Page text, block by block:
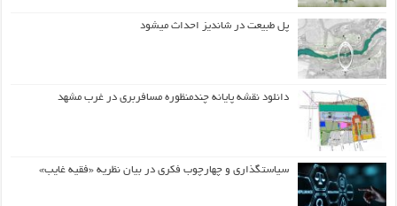
پل طبیعت در شاندیز احداث میشود
دانلود نقشه پایانه چندمنظوره مسافربری در غرب مشهد
سیاستگذاری و چهارچوب فکری در بیان نظریه «فقیه غایب»